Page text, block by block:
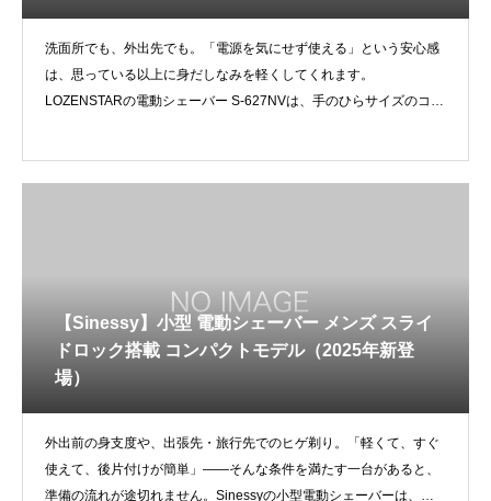
洗面所でも、外出先でも。「電源を気にせず使える」という安心感
は、思っている以上に身だしなみを軽くしてくれます。
LOZENSTARの電動シェーバー S-627NVは、手のひらサイズのコン
【Sinessy】小型 電動シェーバー メンズ スライ
ドロック搭載 コンパクトモデル（2025年新登
場）
外出前の身支度や、出張先・旅行先でのヒゲ剃り。「軽くて、すぐ
使えて、後片付けが簡単」——そんな条件を満たす一台があると、
準備の流れが途切れません。Sinessyの小型電動シェーバーは、携